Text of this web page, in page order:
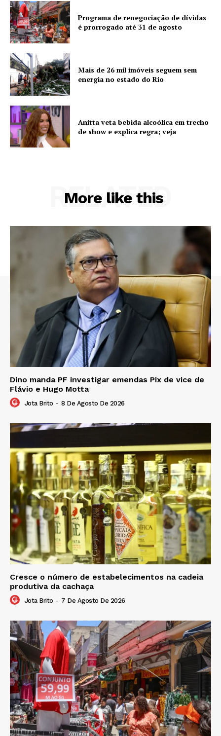
Programa de renegociação de dívidas
é prorrogado até 31 de agosto
Mais de 26 mil imóveis seguem sem
energia no estado do Rio
Anitta veta bebida alcoólica em trecho
de show e explica regra; veja
More like this
RELATED
Dino manda PF investigar emendas Pix de vice de
Flávio e Hugo Motta
Jota Brito - 8 De Agosto De 2026
Cresce o número de estabelecimentos na cadeia
produtiva da cachaça
Jota Brito - 7 De Agosto De 2026